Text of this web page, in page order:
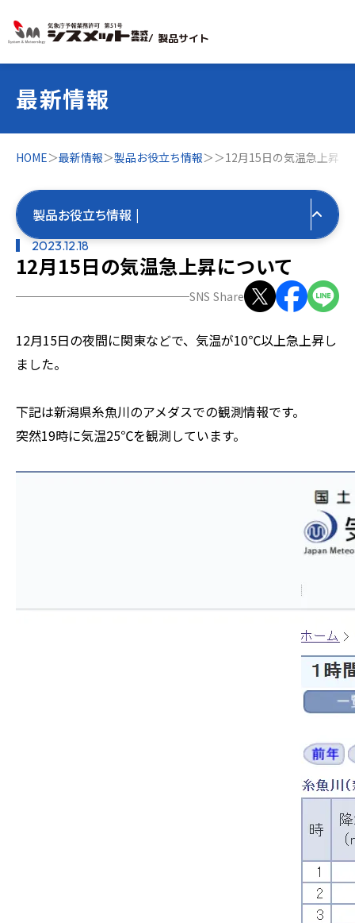
最新情報
HOME＞最新情報＞製品お役立ち情報＞ ＞12月15日の気温急上昇に
製品お役立ち情報 |
すべての最新情報
すべて
羅針盤PLUS
デジクラゲ
気象お役立ち情報
お知らせ
閉じる
2023.12.18
12月15日の気温急上昇について
SNS Share
12月15日の夜間に関東などで、気温が10℃以上急上昇し
ました。
下記は新潟県糸魚川のアメダスでの観測情報です。
突然19時に気温25℃を観測しています。
/ 製品サイト